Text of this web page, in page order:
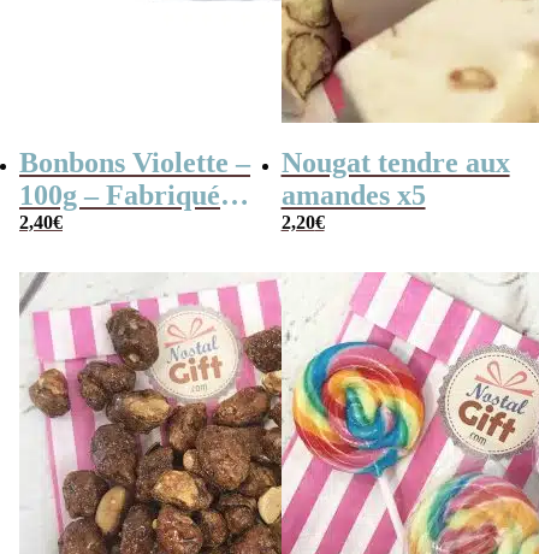
Bonbons Violette –
100g – Fabriqués
en France
2,40€
Nougat tendre aux
amandes x5
2,20€